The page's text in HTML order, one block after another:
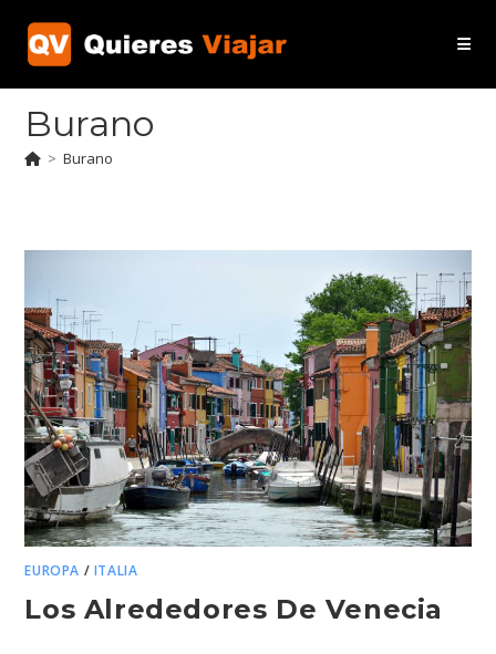
contenido
Burano
> Burano
EUROPA / ITALIA
Los Alrededores De Venecia